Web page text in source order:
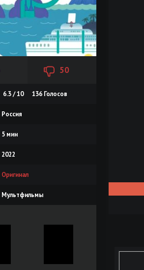
50
6.3 / 10 136 Голосов
Россия
5 мин
2022
Оригинал
Мультфильмы